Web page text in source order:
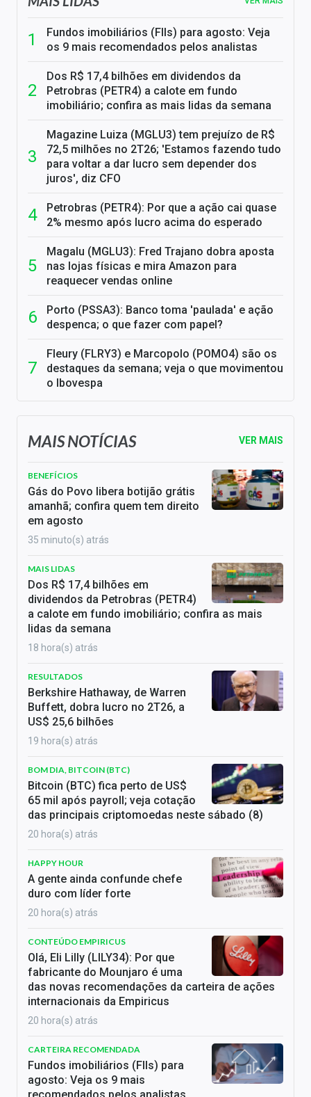
Fundos imobiliários (FIIs) para agosto: Veja
os 9 mais recomendados pelos analistas
Dos R$ 17,4 bilhões em dividendos da
Petrobras (PETR4) a calote em fundo
imobiliário; confira as mais lidas da semana
Magazine Luiza (MGLU3) tem prejuízo de R$
72,5 milhões no 2T26; 'Estamos fazendo tudo
para voltar a dar lucro sem depender dos
juros', diz CFO
Petrobras (PETR4): Por que a ação cai quase
2% mesmo após lucro acima do esperado
Magalu (MGLU3): Fred Trajano dobra aposta
nas lojas físicas e mira Amazon para
reaquecer vendas online
Porto (PSSA3): Banco toma 'paulada' e ação
despenca; o que fazer com papel?
Fleury (FLRY3) e Marcopolo (POMO4) são os
destaques da semana; veja o que movimentou
o Ibovespa
MAIS NOTÍCIAS VER MAIS
BENEFÍCIOS
Gás do Povo libera botijão grátis
amanhã; confira quem tem direito
em agosto
35 minuto(s) atrás
MAIS LIDAS
Dos R$ 17,4 bilhões em
dividendos da Petrobras (PETR4)
a calote em fundo imobiliário; confira as mais
lidas da semana
18 hora(s) atrás
RESULTADOS
Berkshire Hathaway, de Warren
Buffett, dobra lucro no 2T26, a
US$ 25,6 bilhões
19 hora(s) atrás
BOM DIA, BITCOIN (BTC)
Bitcoin (BTC) fica perto de US$
65 mil após payroll; veja cotação
das principais criptomoedas neste sábado (8)
20 hora(s) atrás
HAPPY HOUR
A gente ainda confunde chefe
duro com líder forte
20 hora(s) atrás
CONTEÚDO EMPIRICUS
Olá, Eli Lilly (LILY34): Por que
fabricante do Mounjaro é uma
das novas recomendações da carteira de ações
internacionais da Empiricus
20 hora(s) atrás
CARTEIRA RECOMENDADA
Fundos imobiliários (FIIs) para
agosto: Veja os 9 mais